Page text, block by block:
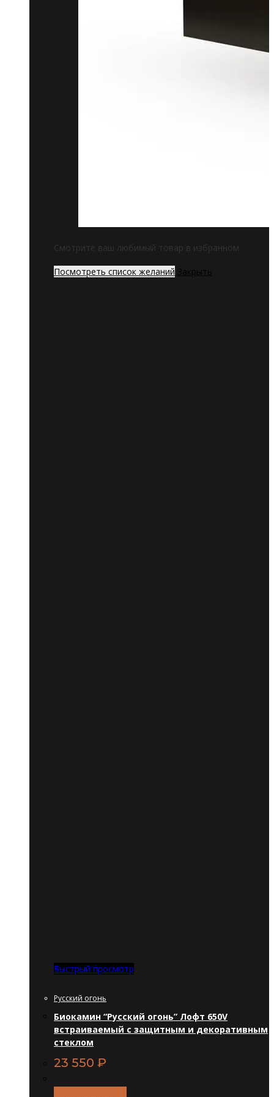
Смотрите ваш любимый товар в избранном
Посмотреть список желаний Закрыть
Быстрый просмотр
Русский огонь
Биокамин “Русский огонь” Лофт 650V
встраиваемый с защитным и декоративным
стеклом
23 550 ₽